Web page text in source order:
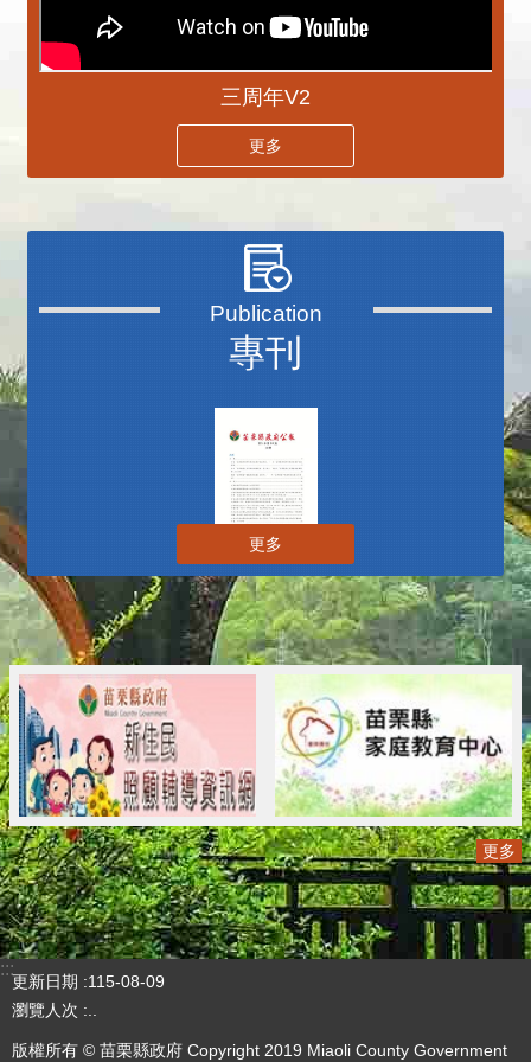
三周年V2
更多
專刊
更多
更多
:::
更新日期
115-08-09
瀏覽人次
..
版權所有 © 苗栗縣政府 Copyright 2019 Miaoli County Government